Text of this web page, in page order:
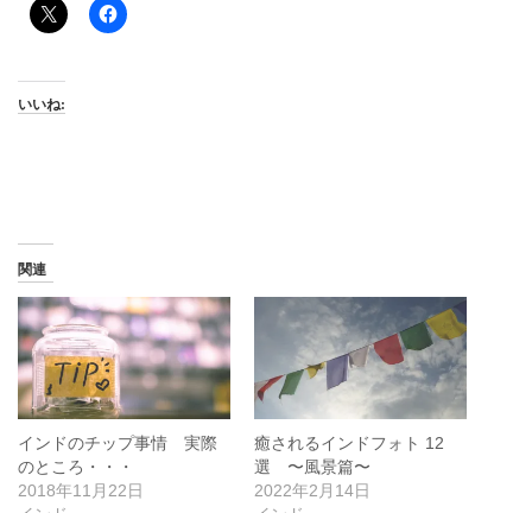
いいね:
関連
インドのチップ事情 実際
のところ・・・
2018年11月22日
癒されるインドフォト 12
選 〜風景篇〜
2022年2月14日